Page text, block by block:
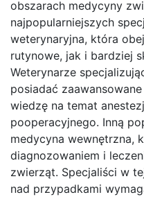
obszarach medycyny
najpopularniejszych
weterynaryjna, która
rutynowe, jak i bardziej
Weterynarze
posiadać
wiedzę na temat
pooperacyjnego. Inną
medycyna wewnętrzna,
diagnozowaniem i
zwierząt. Specjaliści w
nad przypadkami